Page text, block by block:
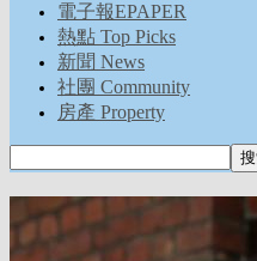
電子報EPAPER
熱點 Top Picks
新聞 News
社團 Community
房產 Property